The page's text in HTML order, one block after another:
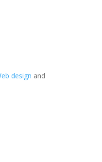
design and